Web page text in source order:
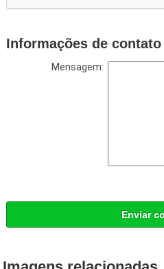
Informações de
Mensagem:
Enviar